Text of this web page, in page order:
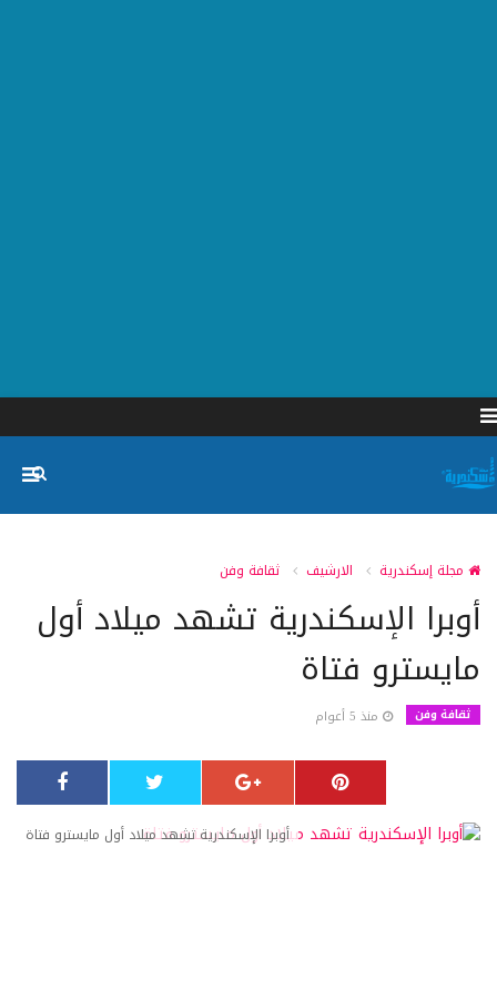
مجلة إسكندرية الارشيف ثقافة وفن
أوبرا الإسكندرية تشهد ميلاد أول
مايسترو فتاة
ثقافة وفن منذ 5 أعوام
أوبرا الإسكندرية تشهد ميلاد أول مايسترو فتاة